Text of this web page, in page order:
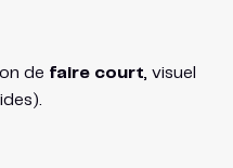
de faire court , visuel